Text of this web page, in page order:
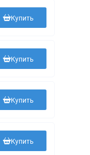
Купить
Купить
Купить
Купить